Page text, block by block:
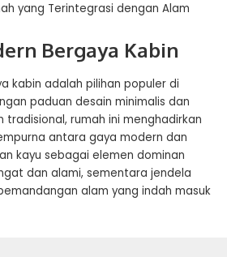
yang Terintegrasi dengan Alam
Bergaya Kabin
kabin adalah pilihan populer di
paduan desain minimalis dan
tradisional, rumah ini menghadirkan
antara gaya modern dan
kayu sebagai elemen dominan
dan alami, sementara jendela
alam yang indah masuk